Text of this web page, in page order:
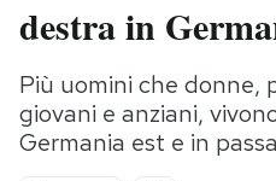
Politica
Tecnologia
Internet
Scienza
destra in
Più uomini che donne,
giovani e anziani,
Germania est e in